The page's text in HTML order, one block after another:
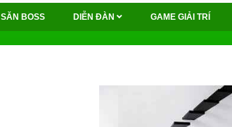
SĂN BOSS DIỄN ĐÀN GAME GIẢI TRÍ